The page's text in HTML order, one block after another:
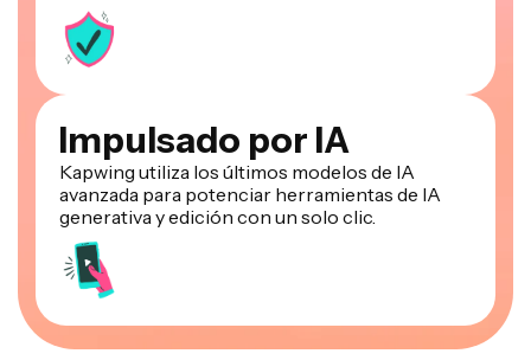
Impulsado por IA
Kapwing utiliza los últimos modelos de IA
avanzada para potenciar herramientas de IA
generativa y edición con un solo clic.